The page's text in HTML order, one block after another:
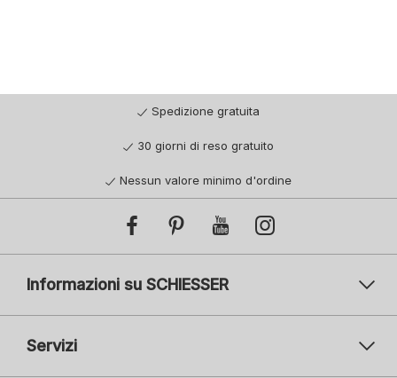
Spedizione gratuita
30 giorni di reso gratuito
Nessun valore minimo d'ordine
Informazioni su SCHIESSER
Servizi